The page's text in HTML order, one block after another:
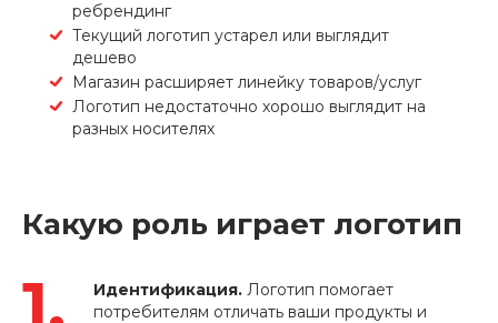
ребрендинг
Текущий логотип устарел или выглядит
дешево
Магазин расширяет линейку товаров/услуг
Логотип недостаточно хорошо выглядит на
разных носителях
Какую роль играет логотип
Идентификация. Логотип помогает
потребителям отличать ваши продукты и